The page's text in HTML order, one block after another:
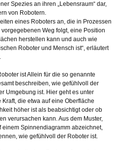
Spezies an ihren „Lebensraum“ dar,
von Robotern.
eines Roboters an, die in Prozessen
Weg folgt, eine Position
herstellen kann und auch wie
Roboter und Mensch ist“, erläutert
ist Allein für die so genannte
beschreiben, wie gefühlvoll der
Umgebung ist. Hier geht es unter
die etwa auf eine Oberfläche
höher ist als beabsichtigt oder ob
verursachen kann. Aus dem Muster,
einem Spinnendiagramm abzeichnet,
wie gefühlvoll der Roboter ist.